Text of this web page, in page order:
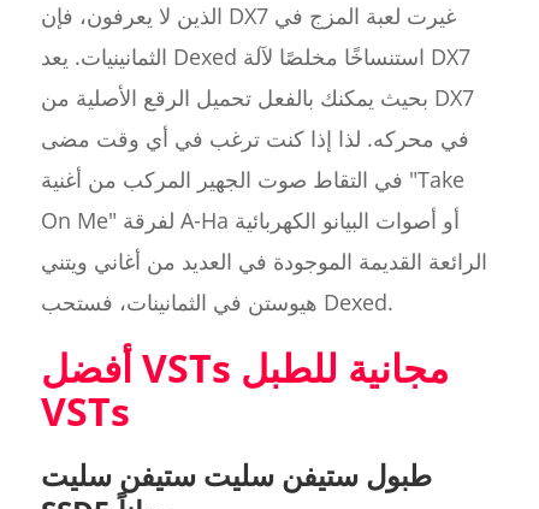
الذين لا يعرفون، فإن DX7 غيرت لعبة المزج في
الثمانينيات. يعد Dexed استنساخًا مخلصًا لآلة DX7
بحيث يمكنك بالفعل تحميل الرقع الأصلية من DX7
في محركه. لذا إذا كنت ترغب في أي وقت مضى
في التقاط صوت الجهير المركب من أغنية "Take
On Me" لفرقة A-Ha أو أصوات البيانو الكهربائية
الرائعة القديمة الموجودة في العديد من أغاني ويتني
هيوستن في الثمانينات، فستحب Dexed.
أفضل VSTs مجانية للطبل
VSTs
طبول ستيفن سليت ستيفن سليت